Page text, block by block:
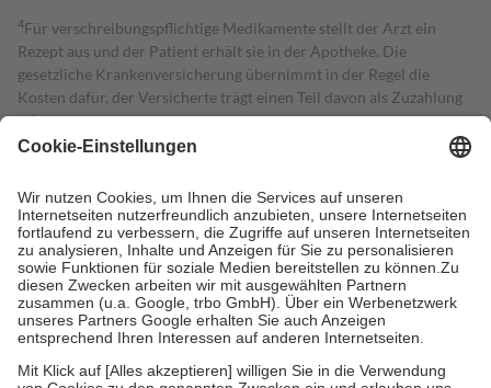
4Für verschreibungspflichtige Medikamente stellt der Arzt ein
Rezept aus und der Patient erhält sie in der Apotheke. Die
gesetzliche Krankenversicherung übernimmt in der Regel die
Kosten dafür, der Versicherte trägt einen Teil davon als Zuzahlung
mit.
Grundsätzlich leisten Mitglieder Zuzahlungen in Höhe von zehn
höchstens zehn Euro.
Es sind jedoch nie mehr als die tatsächlichen
Kosten der Leistung zu entrichten.
Diese Regeln gelten grundsätzlich auch für Online-Apotheken.
Bei Heilmitteln und häuslicher Krankenpflege beträgt die
Zuzahlung zehn Prozent der Kosten sowie zehn Euro je
Verordnung.
Um das Engagement der Versicherten für ihre eigene Gesundheit zu
stärken und die besondere Stellung der Familie zu unterstützen,
fallenkeine Zuzahlungenan bei: